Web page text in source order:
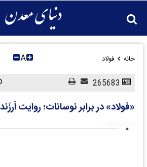
خانه فولاد A
«فولاد» در برابر نوسانات؛ روایت